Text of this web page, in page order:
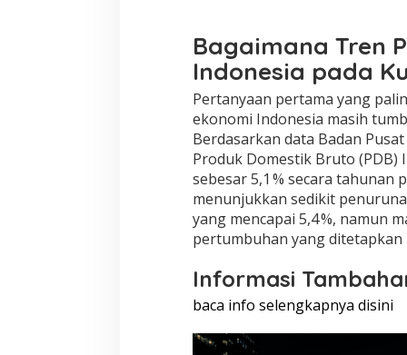
Bagaimana Tren
Indonesia pada
Pertanyaan pertama yang
ekonomi Indonesia masih
Berdasarkan data Badan
Produk Domestik Bruto
sebesar 5,1 % secara tahunan
menunjukkan sedikit
yang mencapai 5,4 %, namun
pertumbuhan yang ditetapkan
Informasi
baca info selengkapnya disini